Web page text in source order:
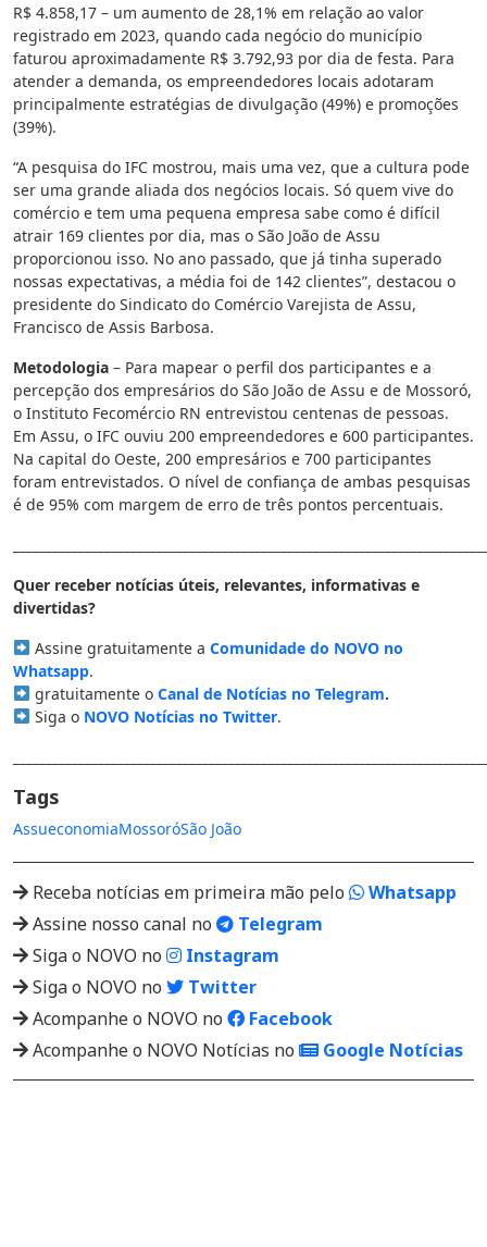
R$ 4.858,17 – um aumento de 28,1% em relação ao valor
registrado em 2023, quando cada negócio do município
faturou aproximadamente R$ 3.792,93 por dia de festa. Para
atender a demanda, os empreendedores locais adotaram
principalmente estratégias de divulgação (49%) e promoções
(39%).
“A pesquisa do IFC mostrou, mais uma vez, que a cultura pode
ser uma grande aliada dos negócios locais. Só quem vive do
comércio e tem uma pequena empresa sabe como é difícil
atrair 169 clientes por dia, mas o São João de Assu
proporcionou isso. No ano passado, que já tinha superado
nossas expectativas, a média foi de 142 clientes”, destacou o
presidente do Sindicato do Comércio Varejista de Assu,
Francisco de Assis Barbosa.
Metodologia – Para mapear o perfil dos participantes e a
percepção dos empresários do São João de Assu e de Mossoró,
o Instituto Fecomércio RN entrevistou centenas de pessoas.
Em Assu, o IFC ouviu 200 empreendedores e 600 participantes.
Na capital do Oeste, 200 empresários e 700 participantes
foram entrevistados. O nível de confiança de ambas pesquisas
é de 95% com margem de erro de três pontos percentuais.
Quer receber notícias úteis, relevantes, informativas e
divertidas?
Assine gratuitamente a Comunidade do NOVO no
Whatsapp.
gratuitamente o Canal de Notícias no Telegram.
Siga o NOVO Notícias no Twitter.
Tags
AssueconomiaMossoróSão João
Receba notícias em primeira mão pelo
Whatsapp
Assine nosso canal no
Telegram
Siga o NOVO no
Instagram
Siga o NOVO no
Twitter
Acompanhe o NOVO no
Facebook
Acompanhe o NOVO Notícias no
Google Notícias